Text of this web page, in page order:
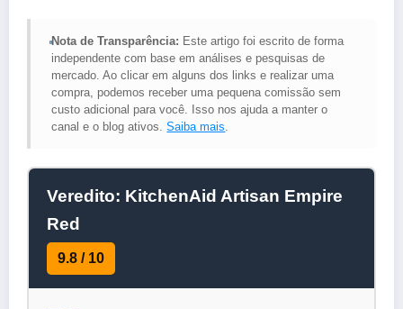
Nota de Transparência: Este artigo foi escrito de forma
independente com base em análises e pesquisas de
mercado. Ao clicar em alguns dos links e realizar uma
compra, podemos receber uma pequena comissão sem
custo adicional para você. Isso nos ajuda a manter o
canal e o blog ativos.Saiba mais.
Veredito: KitchenAid Artisan Empire
Red
9.8 / 10